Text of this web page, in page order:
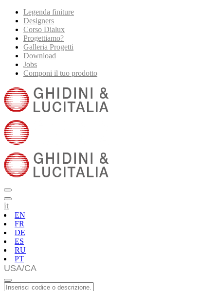
Legenda finiture
Designers
Corso Dialux
Progettiamo?
Galleria Progetti
Download
Jobs
Componi il tuo prodotto
it
EN
FR
DE
ES
RU
PT